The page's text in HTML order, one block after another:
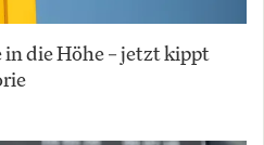
die Höhe – jetzt kippt